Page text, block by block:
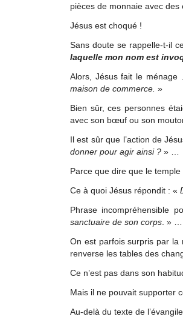
pièces de monnaie avec des
Jésus est choqué !
Sans doute se rappelle-t-il
laquelle mon nom est
Alors, Jésus fait le
maison de commerce. »
Bien sûr, ces personnes
avec son bœuf ou son
Il est sûr que l’action de
donner pour agir ainsi ? » …
Parce que dire que le
Ce à quoi Jésus répondit : «
Phrase incompréhensible
sanctuaire de son corps . »
On est parfois surpris par la
renverse les tables des
Ce n’est pas dans son
Mais il ne pouvait supporter
Au-delà du texte de